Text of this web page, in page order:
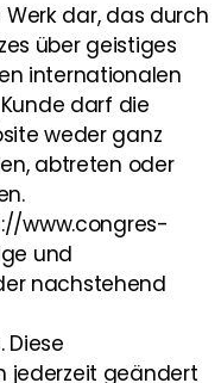
dar, das durch
über geistiges
internationalen
darf die
weder ganz
abtreten oder
www.congres-
und
nachstehend
Diese
jederzeit geändert